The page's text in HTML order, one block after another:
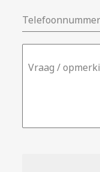
Telefoonnummer
Vraag /